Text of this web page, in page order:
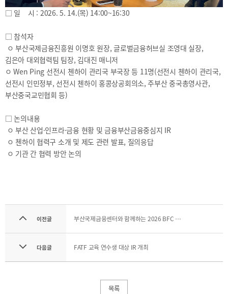
□ 일 시 : 2026. 5. 14.(목) 14:00~16:30
□ 참석자
ㅇ 부산국제금융진흥원 이명호 원장, 글로벌금융허브실 조영대 실장,
김은아 대외협력팀 팀장, 김대진 매니저
ㅇ Wen Ping 선전시 첸하이 관리국 부국장 등 11명(선전시 첸하이 관리국,
선전시 인민정부, 선전시 첸하이 홍콩상공회의소, 주부산 중국총영사관,
부산중국교민협회 등)
□ 논의내용
ㅇ 부산 산업·인프라·금융 현황 및 금융부산금융중심지 IR
ㅇ 첸하이 협력구 소개 및 제도 관련 발표, 질의응답
ㅇ 기관 간 협력 방안 논의
이전글 부산국제금융센터와 함께하는 2026 BFC 음악회 (제4회)
다음글 FATF 교육 연수생 대상 IR 개최
목록